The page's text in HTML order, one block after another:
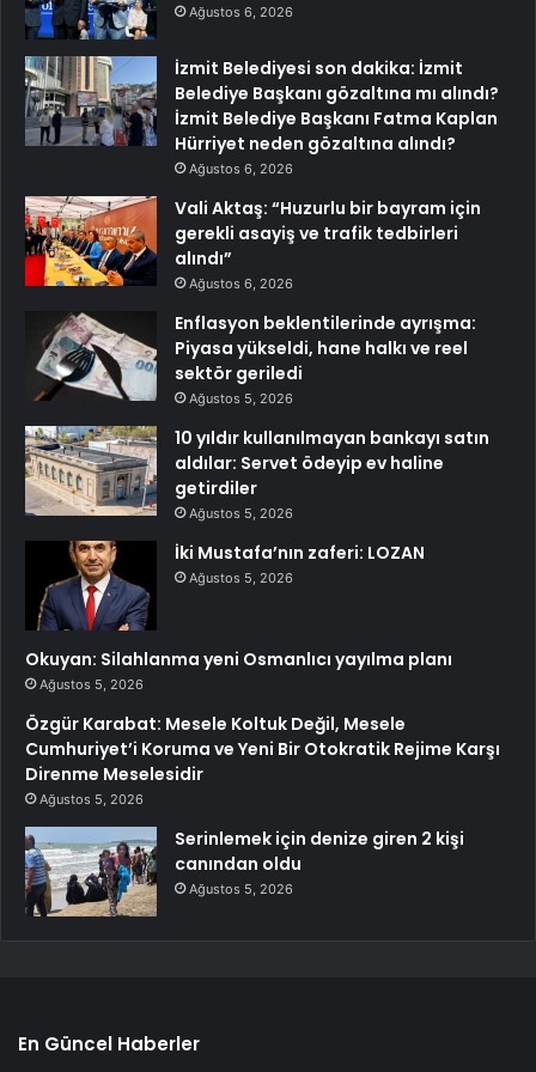
Ağustos 6, 2026
İzmit Belediyesi son dakika: İzmit
Belediye Başkanı gözaltına mı alındı?
İzmit Belediye Başkanı Fatma Kaplan
Hürriyet neden gözaltına alındı?
Ağustos 6, 2026
Vali Aktaş: “Huzurlu bir bayram için
gerekli asayiş ve trafik tedbirleri
alındı”
Ağustos 6, 2026
Enflasyon beklentilerinde ayrışma:
Piyasa yükseldi, hane halkı ve reel
sektör geriledi
Ağustos 5, 2026
10 yıldır kullanılmayan bankayı satın
aldılar: Servet ödeyip ev haline
getirdiler
Ağustos 5, 2026
İki Mustafa’nın zaferi: LOZAN
Ağustos 5, 2026
Okuyan: Silahlanma yeni Osmanlıcı yayılma planı
Ağustos 5, 2026
Özgür Karabat: Mesele Koltuk Değil, Mesele
Cumhuriyet’i Koruma ve Yeni Bir Otokratik Rejime Karşı
Direnme Meselesidir
Ağustos 5, 2026
Serinlemek için denize giren 2 kişi
canından oldu
Ağustos 5, 2026
En Güncel Haberler